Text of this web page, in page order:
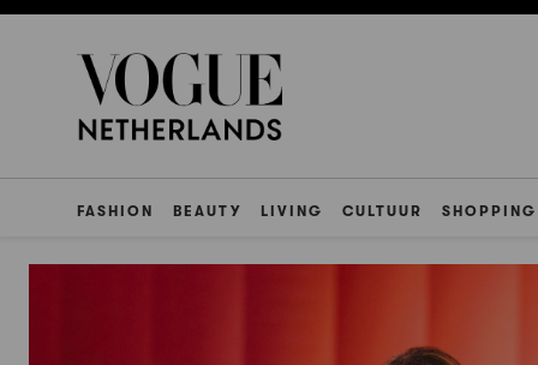
FASHION BEAUTY LIVING CULTUUR SHOPPING